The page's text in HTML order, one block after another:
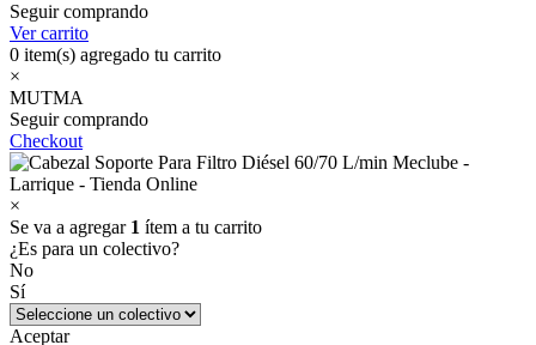
Seguir comprando
Ver carrito
0 item(s) agregado tu carrito
×
MUTMA
Seguir comprando
Checkout
×
Se va a agregar 1 ítem a tu carrito
¿Es para un colectivo?
No
Sí
Aceptar